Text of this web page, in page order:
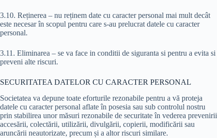
3.10. Reținerea – nu reținem date cu caracter personal mai mult decât
este necesar în scopul pentru care s-au prelucrat datele cu caracter
personal.
3.11. Eliminarea – se va face in conditii de siguranta si pentru a evita si
preveni alte riscuri.
SECURITATEA DATELOR CU CARACTER PERSONAL
Societatea va depune toate eforturile rezonabile pentru a vă proteja
datele cu caracter personal aflate în posesia sau sub controlul nostru
prin stabilirea unor măsuri rezonabile de securitate în vederea prevenirii
accesării, colectării, utilizării, divulgării, copierii, modificării sau
aruncării neautorizate, precum și a altor riscuri similare.